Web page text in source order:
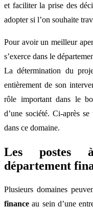
et faciliter la prise des
adopter si l’on souhaite
Pour avoir un meilleur
s’exerce dans le
La détermination du
entièrement de son
rôle important dans le
d’une société. Ci-après
dans ce domaine.
Les postes
département
Plusieurs domaines
finance au sein d’une